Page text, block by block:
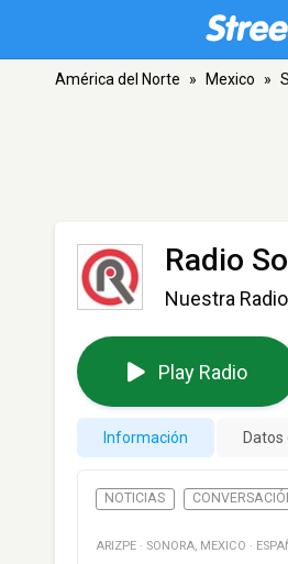
América del Norte » Mexico »
Radio
Nuestra Radio
Play Radio
Información
NOTICIAS
ARIZPE · SONORA, MEXICO ·